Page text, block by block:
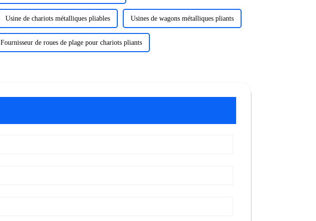
Usine de chariots métalliques pliables Usines de wagons métalliques pliants
Fournisseur de roues de plage pour chariots pliants